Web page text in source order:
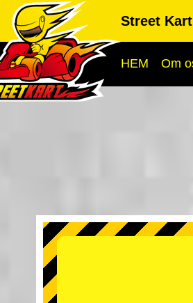
Street
HEM Om